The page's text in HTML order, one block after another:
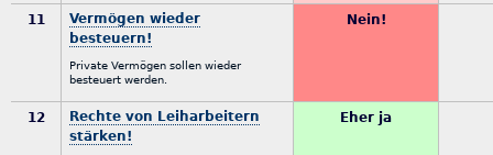
11
Vermögen wieder
besteuern!
Private Vermögen sollen wieder
besteuert werden.
Nein!
12
Rechte von Leiharbeitern
stärken!
Eher ja